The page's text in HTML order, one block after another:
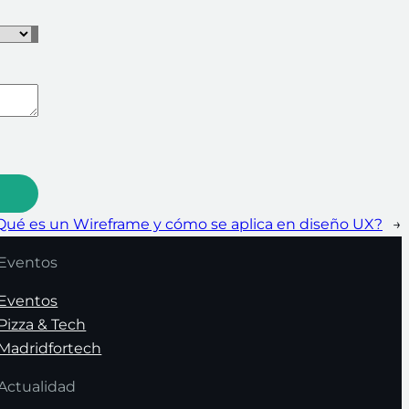
es un Wireframe y cómo se aplica en diseño UX? →
& Tech